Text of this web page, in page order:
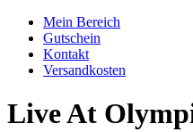
Mein Bereich
Gutschein
Kontakt
Versandkosten
Live At